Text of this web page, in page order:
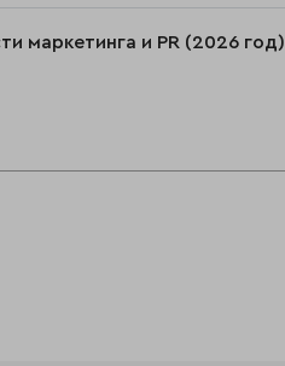
маркетинга и PR (2026 год)